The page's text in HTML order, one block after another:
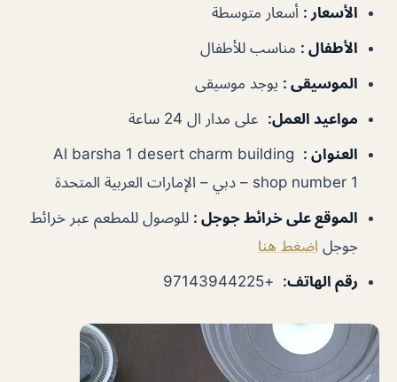
الأسعار : أسعار متوسطة
الأطفال : مناسب للأطفال
الموسيقى : يوجد موسيقى
مواعيد العمل: على مدار ال 24 ساعة
العنوان :
Al barsha 1 desert charm building
shop number 1 – دبي – الإمارات العربية المتحدة
الموقع على خرائط جوجل : للوصول للمطعم عبر خرائط
جوجل اضغط هنا
رقم الهاتف:
+97143944225